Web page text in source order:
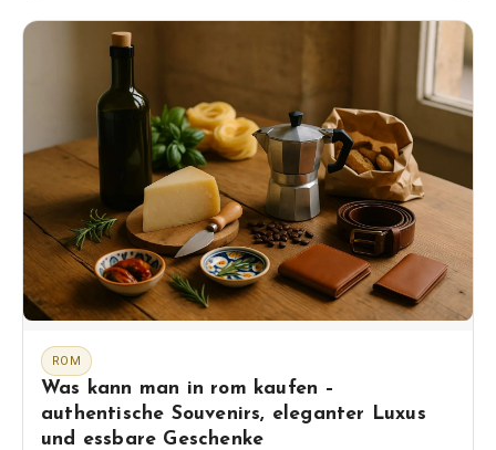
funktionieren.
ROM
Was kann man in rom kaufen –
authentische Souvenirs, eleganter Luxus
und essbare Geschenke